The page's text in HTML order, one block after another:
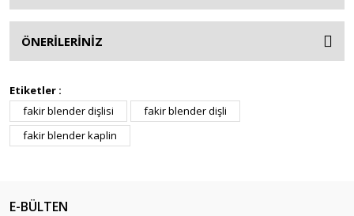
ÖNERİLERİNİZ
Etiketler :
fakir blender dişlisi
fakir blender dişli
fakir blender kaplin
E-BÜLTEN